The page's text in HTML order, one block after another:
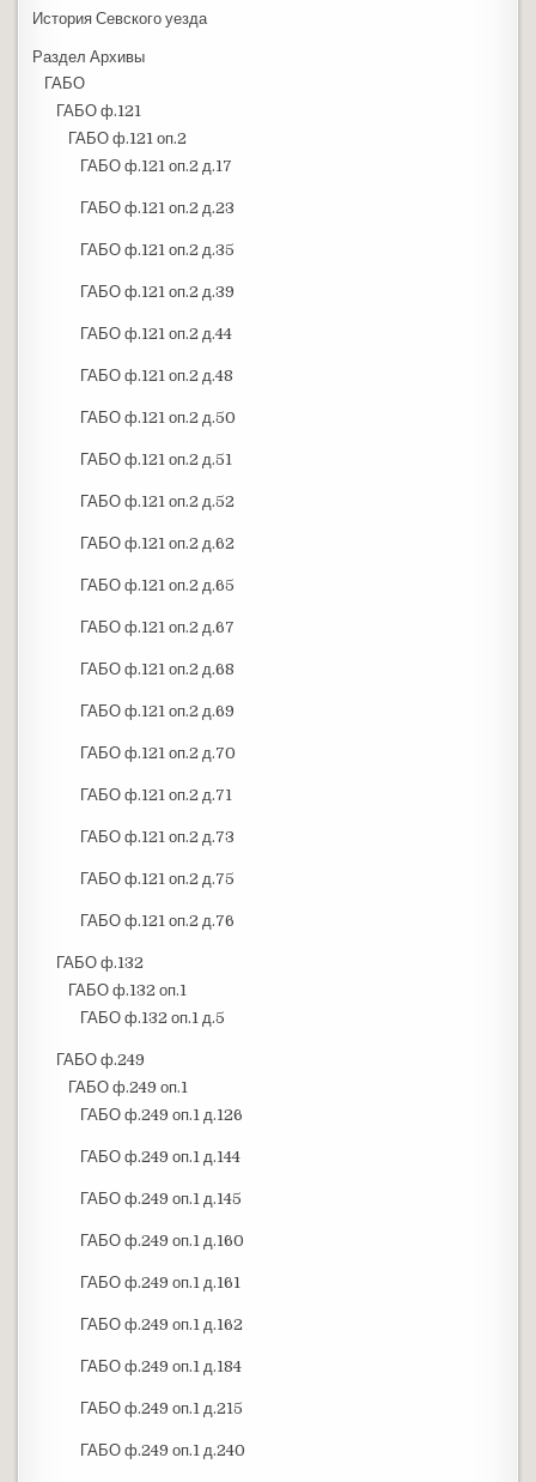
История Севского уезда
Раздел Архивы
ГАБО
ГАБО ф.121
ГАБО ф.121 оп.2
ГАБО ф.121 оп.2 д.17
ГАБО ф.121 оп.2 д.23
ГАБО ф.121 оп.2 д.35
ГАБО ф.121 оп.2 д.39
ГАБО ф.121 оп.2 д.44
ГАБО ф.121 оп.2 д.48
ГАБО ф.121 оп.2 д.50
ГАБО ф.121 оп.2 д.51
ГАБО ф.121 оп.2 д.52
ГАБО ф.121 оп.2 д.62
ГАБО ф.121 оп.2 д.65
ГАБО ф.121 оп.2 д.67
ГАБО ф.121 оп.2 д.68
ГАБО ф.121 оп.2 д.69
ГАБО ф.121 оп.2 д.70
ГАБО ф.121 оп.2 д.71
ГАБО ф.121 оп.2 д.73
ГАБО ф.121 оп.2 д.75
ГАБО ф.121 оп.2 д.76
ГАБО ф.132
ГАБО ф.132 оп.1
ГАБО ф.132 оп.1 д.5
ГАБО ф.249
ГАБО ф.249 оп.1
ГАБО ф.249 оп.1 д.126
ГАБО ф.249 оп.1 д.144
ГАБО ф.249 оп.1 д.145
ГАБО ф.249 оп.1 д.160
ГАБО ф.249 оп.1 д.161
ГАБО ф.249 оп.1 д.162
ГАБО ф.249 оп.1 д.184
ГАБО ф.249 оп.1 д.215
ГАБО ф.249 оп.1 д.240